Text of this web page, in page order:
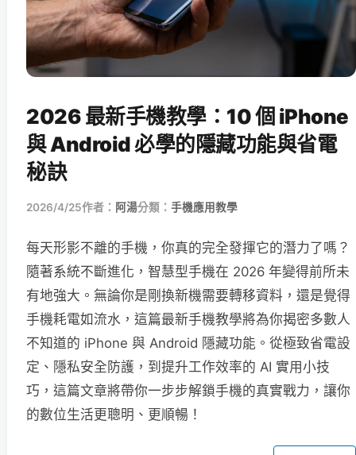
2026 最新手機教學：10 個 iPhone
與 Android 必學的隱藏功能與省電
秘訣
2026/4/25作者： 阿湯分類： 手機應用教學
每天形影不離的手機，你真的完全發揮它的潛力了嗎？
隨著系統不斷進化，智慧型手機在 2026 年變得前所未
有地強大。無論你是剛換新機需要轉移資料，還是覺得
手機耗電如流水，這篇最新手機教學將為你揭密多數人
不知道的 iPhone 與 Android 隱藏功能。從極致省電設
定、隱私安全防護，到提升工作效率的 AI 實用小技
巧，這篇文章將帶你一步步解鎖手機的真實戰力，讓你
的數位生活更聰明、更順暢！